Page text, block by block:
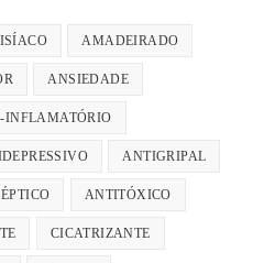
AMADEIRADO
ANSIEDADE
INFLAMATÓRIO
ANTIGRIPAL
ANTITÓXICO
CICATRIZANTE